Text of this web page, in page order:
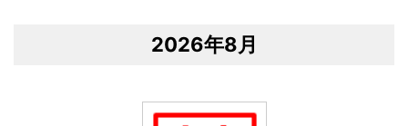
2026年8月